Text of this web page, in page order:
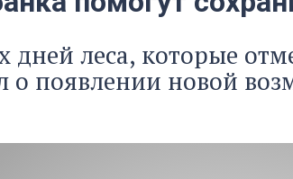
дней леса, которые
о появлении новой